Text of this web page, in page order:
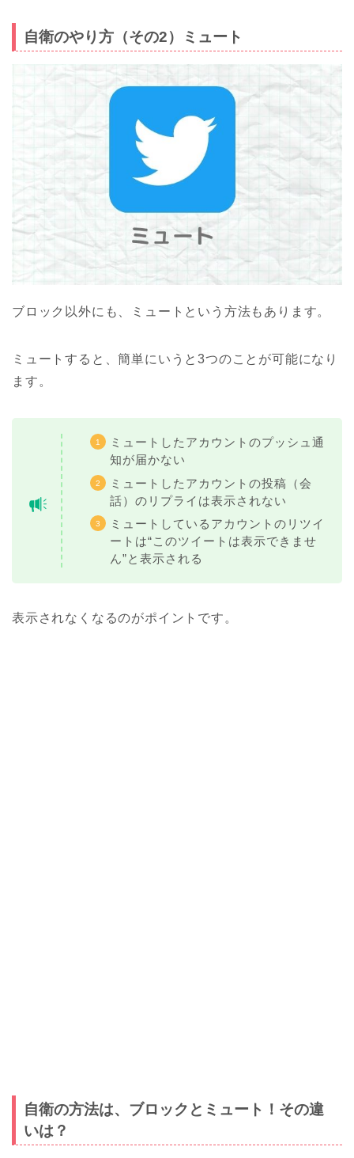
自衛のやり方（その2）ミュート
ブロック以外にも、ミュートという方法もあります。
ミュートすると、簡単にいうと3つのことが可能になり
ます。
ミュートしたアカウントのプッシュ通
知が届かない
ミュートしたアカウントの投稿（会
話）のリプライは表示されない
ミュートしているアカウントのリツイ
ートは“このツイートは表示できませ
ん”と表示される
表示されなくなるのがポイントです。
自衛の方法は、ブロックとミュート！その違
いは？